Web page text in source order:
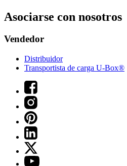
Asociarse con nosotros
Vendedor
Distribuidor
Transportista de carga U-Box®